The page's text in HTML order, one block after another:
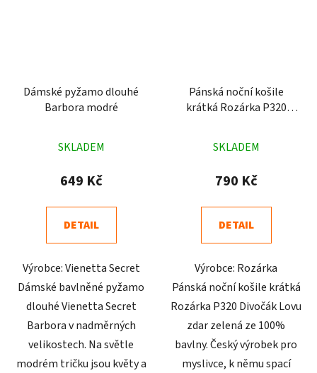
Dámské pyžamo dlouhé
Barbora modré
hodnocení
produktu
4,9
z
hvězdiček.
SKLADEM
649 Kč
DETAIL
Výrobce: Vienetta Secret
Dámské bavlněné pyžamo
dlouhé Vienetta Secret
Barbora v nadměrných
velikostech. Na světle
modrém tričku jsou květy a
Pánská noční košile
krátká Rozárka P320
hodnocení
produktu
4,8
z
hvězdiček.
SKLADEM
790 Kč
DETAIL
Výrobce: Rozárka
Pánská noční košile krátká
Rozárka P320 Divočák Lovu
zdar zelená ze 100%
bavlny. Český výrobek pro
myslivce, k němu spací